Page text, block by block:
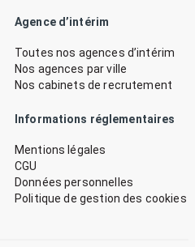
Agence d’intérim
Toutes nos agences d’intérim
Nos agences par ville
Nos cabinets de recrutement
Informations réglementaires
Mentions légales
CGU
Données personnelles
Politique de gestion des cookies